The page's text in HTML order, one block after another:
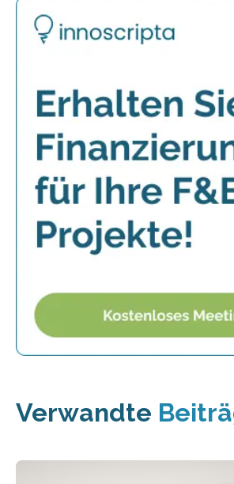
Verwandte